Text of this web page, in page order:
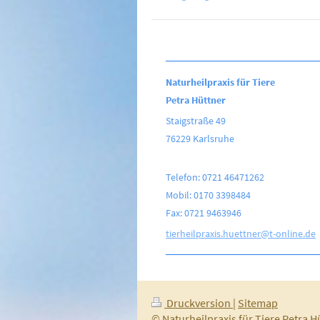
Naturheilpraxis für Tiere
Petra Hüttner
Staigstraße 49
76229 Karlsruhe
Telefon: 0721 46471262
Mobil: 0170 3398484
Fax: 0721 9463946
tierheilpraxis.huettner@t-online.de
Druckversion | Sitemap